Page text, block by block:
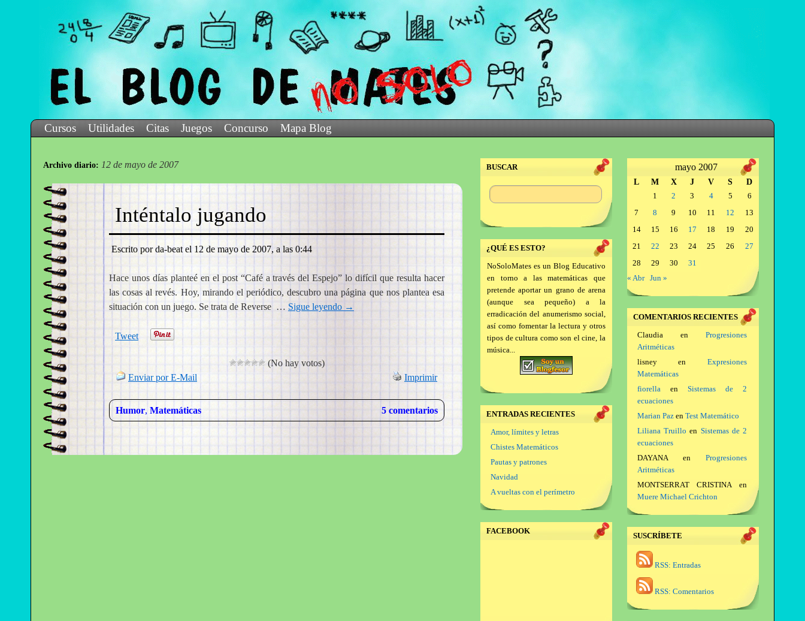
Cursos Utilidades Citas Juegos Concurso Mapa Blog
Archivo diario: 12 de mayo de 2007
Inténtalo jugando
Escrito por da-beat el 12 de mayo de 2007, a las 0:44
Hace unos días planteé en el post “Café a través del Espejo” lo difícil que resulta hacer
las cosas al revés. Hoy, mirando el periódico, descubro una página que nos plantea esa
situación con un juego. Se trata de Reverse … Sigue leyendo →
Tweet
(No hay votos)
Enviar por E-Mail
Imprimir
Humor, Matemáticas 5 comentarios
BUSCAR
¿QUÉ ES ESTO?
NoSoloMates es un Blog Educativo
en torno a las matemáticas que
pretende aportar un grano de arena
(aunque sea pequeño) a la
erradicación del anumerismo social,
así como fomentar la lectura y otros
tipos de cultura como son el cine, la
música...
ENTRADAS RECIENTES
Amor, límites y letras
Chistes Matemáticos
Pautas y patrones
Navidad
A vueltas con el perímetro
FACEBOOK
mayo 2007
L M X J V S
D
1
2 3 4 5
6
7
8 9 10 11 12
13
14
15 16 17 18 19
20
21
22 23 24 25 26
27
28
29 30
31
« Abr Jun »
COMENTARIOS RECIENTES
Claudiaen Progresiones
Aritméticas
lisneyen Expresiones
Matemáticas
fiorellaen Sistemas de 2
ecuaciones
Marian Pazen Test Matemático
Liliana Truillo en Sistemas de 2
ecuaciones
DAYANAen Progresiones
Aritméticas
MONTSERRAT CRISTINAen
Muere Michael Crichton
SUSCRÍBETE
RSS: Entradas
RSS: Comentarios